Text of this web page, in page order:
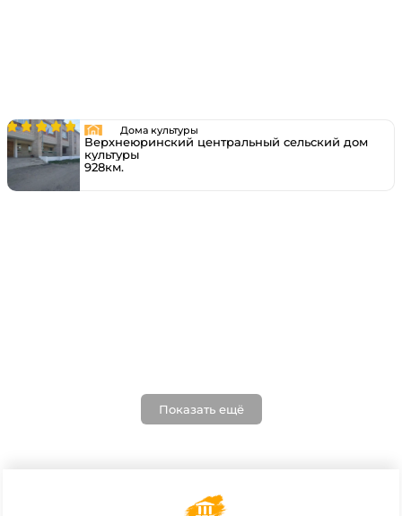
Дома культуры
Верхнеюринский центральный сельский дом
культуры
928км.
Показать ещё